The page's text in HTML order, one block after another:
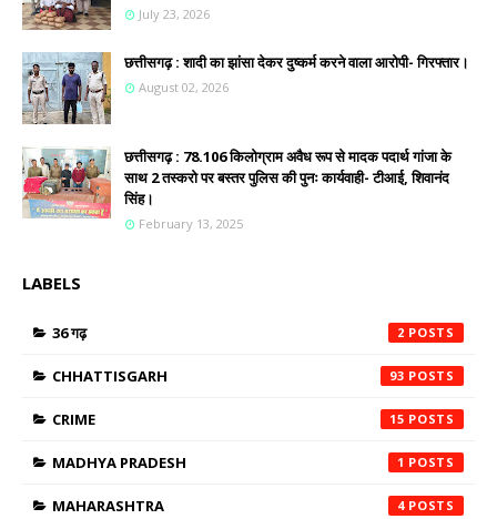
July 23, 2026
छत्तीसगढ़ : शादी का झांसा देकर दुष्कर्म करने वाला आरोपी- गिरफ्तार।
August 02, 2026
छत्तीसगढ़ : 78.106 किलोग्राम अवैध रूप से मादक पदार्थ गांजा के
साथ 2 तस्करो पर बस्तर पुलिस की पुनः कार्यवाही- टीआई, शिवानंद
सिंह।
February 13, 2025
LABELS
36 गढ़ 2
CHHATTISGARH 93
CRIME 15
MADHYA PRADESH 1
MAHARASHTRA 4